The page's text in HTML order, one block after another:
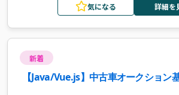
気になる 詳細を
新着
【Java/Vue.js】中古車オークション